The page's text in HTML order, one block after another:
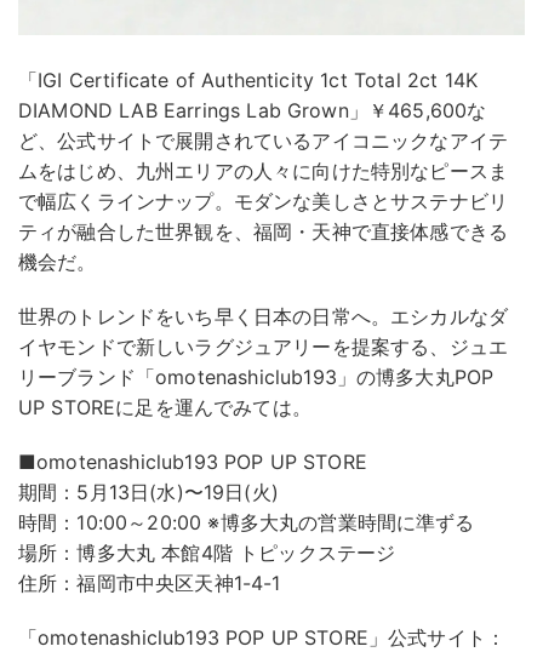
「IGI Certificate of Authenticity 1ct Total 2ct 14K
DIAMOND LAB Earrings Lab Grown」￥465,600な
ど、公式サイトで展開されているアイコニックなアイテ
ムをはじめ、九州エリアの人々に向けた特別なピースま
で幅広くラインナップ。モダンな美しさとサステナビリ
ティが融合した世界観を、福岡・天神で直接体感できる
機会だ。
世界のトレンドをいち早く日本の日常へ。エシカルなダ
イヤモンドで新しいラグジュアリーを提案する、ジュエ
リーブランド「omotenashiclub193」の博多大丸POP
UP STOREに足を運んでみては。
■omotenashiclub193 POP UP STORE
期間：5月13日(水)〜19日(火)
時間：10:00～20:00 ※博多大丸の営業時間に準ずる
場所：博多大丸 本館4階 トピックステージ
住所：福岡市中央区天神1-4-1
「omotenashiclub193 POP UP STORE」公式サイト：